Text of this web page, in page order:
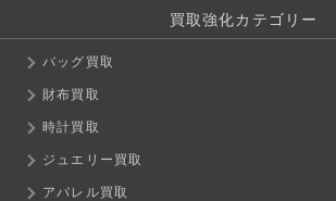
買取強化カテゴリー
バッグ買取
財布買取
時計買取
ジュエリー買取
アパレル買取